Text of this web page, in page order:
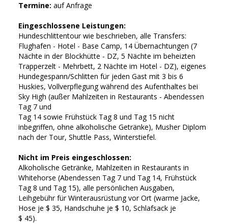
Termine: auf Anfrage
Eingeschlossene Leistungen:
Hundeschlittentour wie beschrieben, alle Transfers:
Flughafen - Hotel - Base Camp, 14 Übernachtungen (7
Nächte in der Blockhütte - DZ, 5 Nächte im beheizten
Trapperzelt - Mehrbett, 2 Nächte im Hotel - DZ), eigenes
Hundegespann/Schlitten für jeden Gast mit 3 bis 6
Huskies, Vollverpflegung während des Aufenthaltes bei
Sky High (außer Mahlzeiten in Restaurants - Abendessen
Tag 7 und
Tag 14 sowie Frühstück Tag 8 und Tag 15 nicht
inbegriffen, ohne alkoholische Getränke), Musher Diplom
nach der Tour, Shuttle Pass, Winterstiefel.
Nicht im Preis eingeschlossen:
Alkoholische Getränke, Mahlzeiten in Restaurants in
Whitehorse (Abendessen Tag 7 und Tag 14, Frühstück
Tag 8 und Tag 15), alle persönlichen Ausgaben,
Leihgebühr für Winterausrüstung vor Ort (warme Jacke,
Hose je $ 35, Handschuhe je $ 10, Schlafsack je
$ 45).